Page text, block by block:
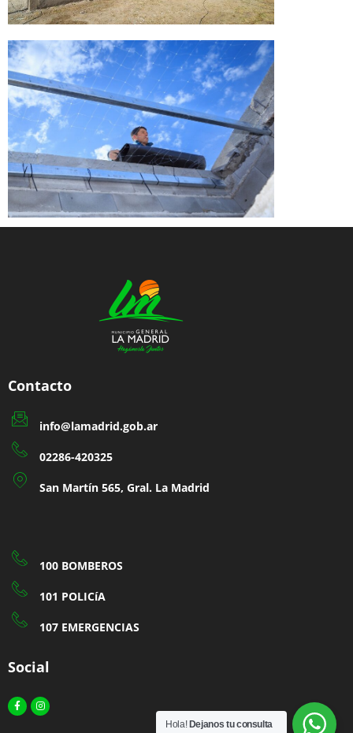
Contacto
info@lamadrid.gob.ar
02286-420325
San Martín 565, Gral. La Madrid
100 BOMBEROS
101 POLICíA
107 EMERGENCIAS
Social
Facebook-
f
Instagram
Hola! Dejanos tu consulta